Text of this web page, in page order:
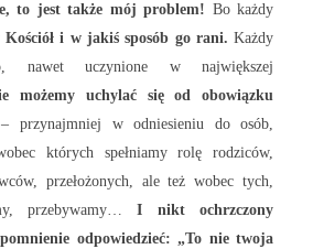
to jest także mój problem! Bo każdy
Kościół i w jakiś sposób go rani. Każdy
nawet uczynione w największej
możemy uchylać się od obowiązku
przynajmniej w odniesieniu do osób,
których spełniamy rolę rodziców,
przełożonych, ale też wobec tych,
przebywamy…I nikt ochrzczony
odpowiedzieć: „To nie twoja